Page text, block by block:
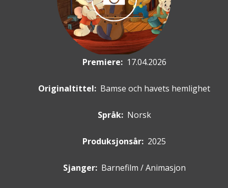
Premiere: 17.04.2026
Originaltittel: Bamse och havets hemlighet
Språk: Norsk
Produksjonsår: 2025
Sjanger: Barnefilm / Animasjon